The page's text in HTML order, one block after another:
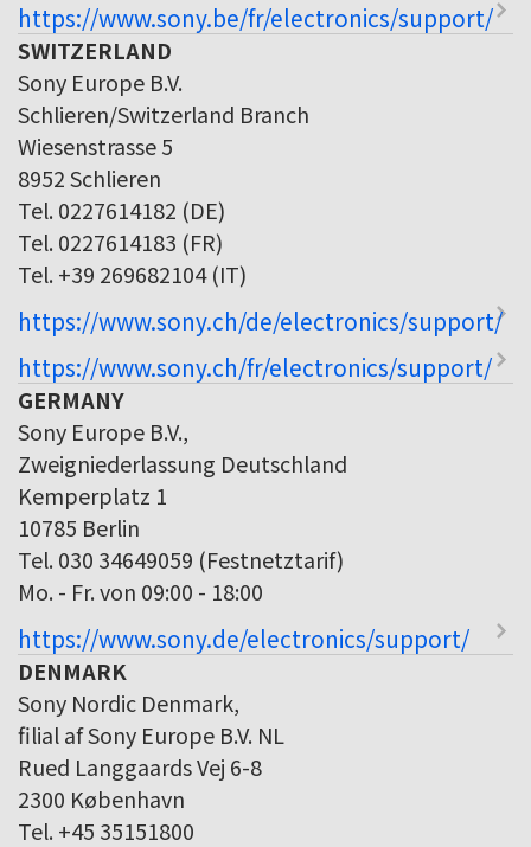
https://www.sony.be/fr/electronics/support/
SWITZERLAND
Sony Europe B.V.
Schlieren/Switzerland Branch
Wiesenstrasse 5
8952 Schlieren
Tel. 0227614182 (DE)
Tel. 0227614183 (FR)
Tel. +39 269682104 (IT)
https://www.sony.ch/de/electronics/support/
https://www.sony.ch/fr/electronics/support/
GERMANY
Sony Europe B.V.,
Zweigniederlassung Deutschland
Kemperplatz 1
10785 Berlin
Tel. 030 34649059 (Festnetztarif)
Mo. - Fr. von 09:00 - 18:00
https://www.sony.de/electronics/support/
DENMARK
Sony Nordic Denmark,
filial af Sony Europe B.V. NL
Rued Langgaards Vej 6-8
2300 København
Tel. +45 35151800